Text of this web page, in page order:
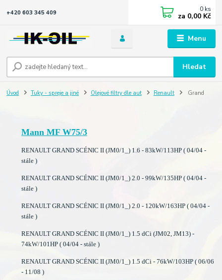
Menu
Hledat
+420 603 345 409 0 ks
za 0,00 Kč
Úvod Tuky - spreje a jiné Olejové filtry dle aut Renault Grand
Mann MF W75/3
RENAULT GRAND SCÉNIC II (JM0/1_) 1.6 - 83kW/113HP ( 04/04 -
stále )
RENAULT GRAND SCÉNIC II (JM0/1_) 2.0 - 99kW/135HP ( 04/04 -
stále )
RENAULT GRAND SCÉNIC II (JM0/1_) 2.0 - 120kW/163HP ( 04/04 -
stále )
RENAULT GRAND SCÉNIC II (JM0/1_) 1.5 dCi (JM02, JM13) -
74kW/101HP ( 04/04 - stále )
RENAULT GRAND SCÉNIC II (JM0/1_) 1.5 dCi - 76kW/103HP ( 06/06
- 11/08 )